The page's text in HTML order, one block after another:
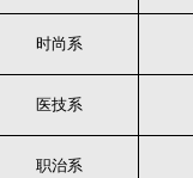
时尚系
医技系
职治系